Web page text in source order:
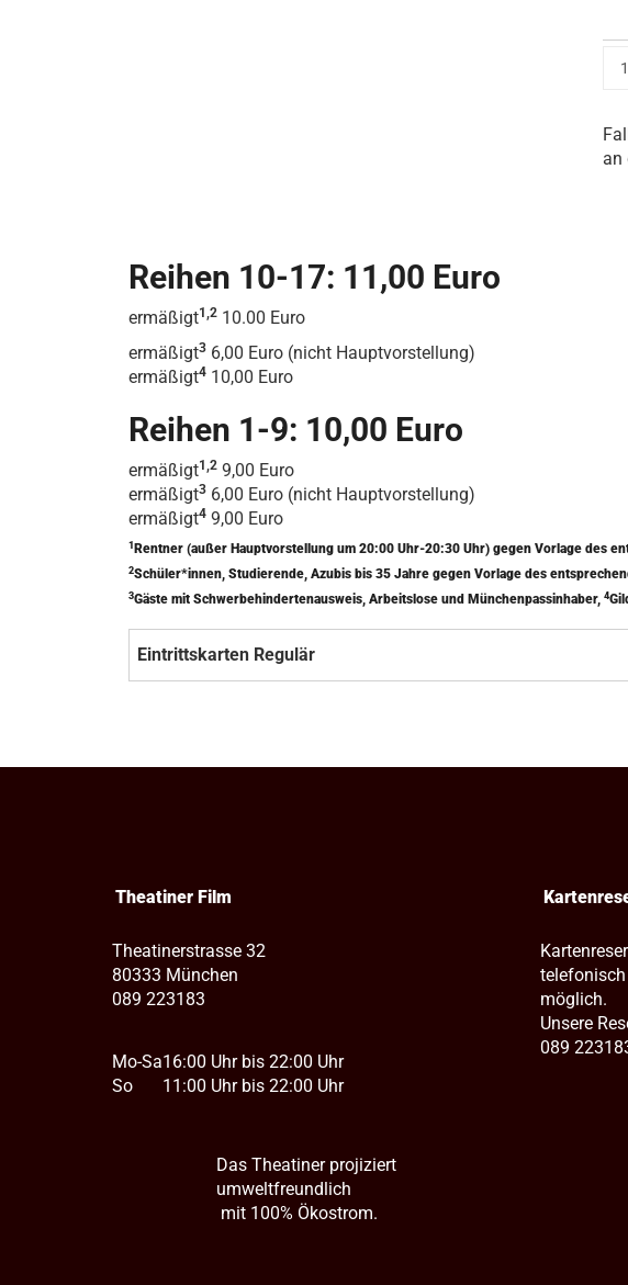
an
Reihen 10-17: 11,00 Euro
ermäßigt1,2 10.00 Euro
ermäßigt3 6,00 Euro (nicht Hauptvorstellung)
ermäßigt4 10,00 Euro
Reihen 1-9: 10,00 Euro
ermäßigt1,2 9,00 Euro
ermäßigt3 6,00 Euro (nicht Hauptvorstellung)
ermäßigt4 9,00 Euro
1 Rentner (außer Hauptvorstellung um 20:00 Uhr-20:30 Uhr) gegen Vorlage des
2Schüler*innen, Studierende, Azubis bis 35 Jahre gegen Vorlage des
3Gäste mit Schwerbehindertenausweis, Arbeitslose und Münchenpassinhaber, 4
Eintrittskarten Regulär
Theatiner Film
Theatinerstrasse 32
80333 München
089 223183
Mo-Sa
So
16:00 Uhr bis 22:00 Uhr
11:00 Uhr bis 22:00 Uhr
Das Theatiner projiziert
umweltfreundlich
mit 100% Ökostrom.
möglich.
Unsere
089